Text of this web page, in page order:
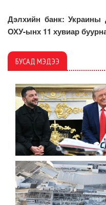
Дэлхийн банк:
ОХУ-ынх 11 хувиар
БУСАД МЭДЭЭ